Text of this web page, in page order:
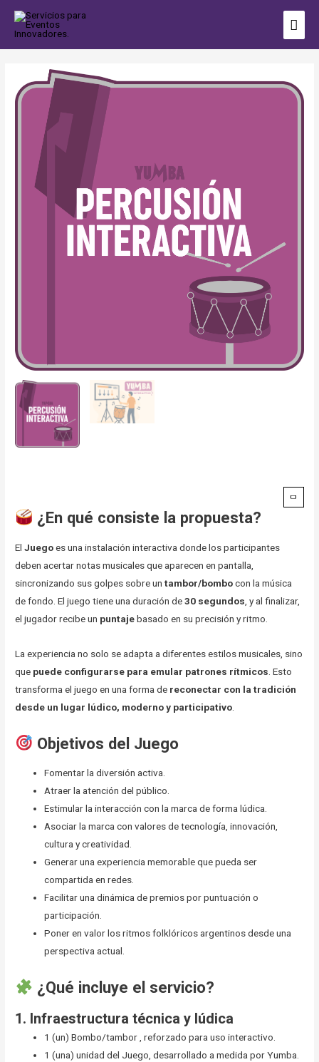
¿En qué consiste la propuesta?
ElJuegoes una instalación interactiva donde los participantes
deben acertar notas musicales que aparecen en pantalla,
sincronizando sus golpes sobre untambor/bombocon la música
de fondo. El juego tiene una duración de30 segundos , y al finalizar,
el jugador recibe un puntajebasado en su precisión y ritmo.
La experiencia no solo se adapta a diferentes estilos musicales, sino
que puede configurarse para emular patrones rítmicos . Esto
transforma el juego en una forma de reconectar con la tradición
desde un lugar lúdico, moderno y participativo
Objetivos del Juego
Fomentar la diversión activa.
Atraer la atención del público.
Estimular la interacción con la marca de forma lúdica.
Asociar la marca con valores de tecnología, innovación,
cultura y creatividad.
Generar una experiencia memorable que pueda ser
compartida en redes.
Facilitar una dinámica de premios por puntuación o
participación.
Poner en valor los ritmos folklóricos argentinos desde una
perspectiva actual.
¿Qué incluye el servicio?
1. Infraestructura técnica y lúdica
1 (un) Bombo/tambor , reforzado para uso interactivo.
1 (una) unidad del Juego, desarrollado a medida por Yumba.